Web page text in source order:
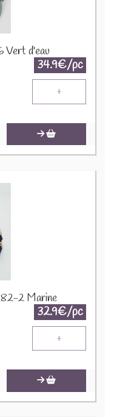
Vert d'eau
34.9€/pc
+
2 Marine
32.9€/pc
+